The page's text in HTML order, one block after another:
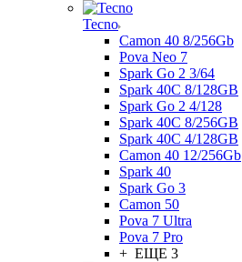
Tecno
Camon 40 8/256Gb
Pova Neo 7
Spark Go 2 3/64
Spark 40C 8/128GB
Spark Go 2 4/128
Spark 40C 8/256GB
Spark 40C 4/128GB
Camon 40 12/256Gb
Spark 40
Spark Go 3
Camon 50
Pova 7 Ultra
Pova 7 Pro
+ ЕЩЕ 3